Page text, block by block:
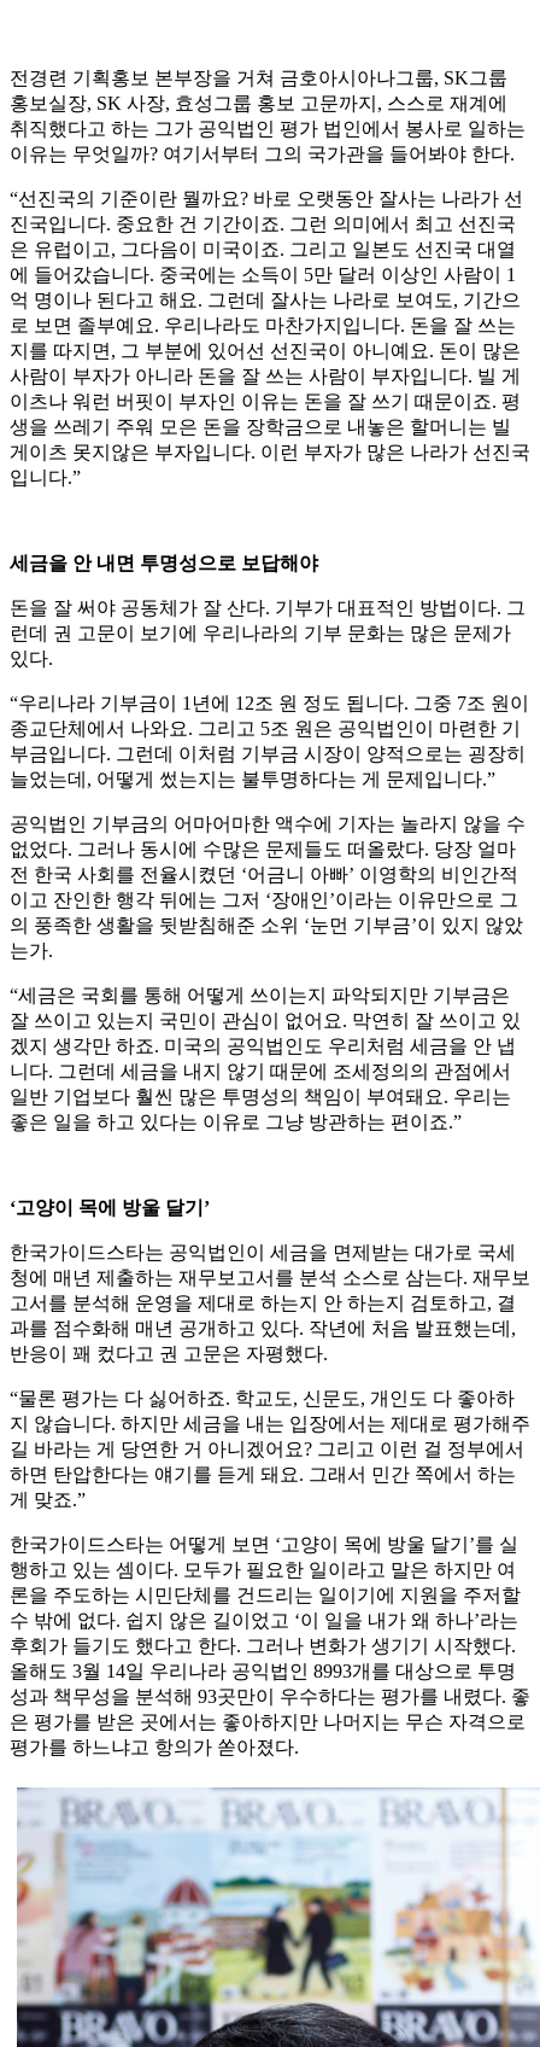
전경련 기획홍보 본부장을 거쳐 금호아시아나그룹, SK그룹
홍보실장, SK 사장, 효성그룹 홍보 고문까지, 스스로 재계에
취직했다고 하는 그가 공익법인 평가 법인에서 봉사로 일하는
이유는 무엇일까? 여기서부터 그의 국가관을 들어봐야 한다.
“선진국의 기준이란 뭘까요? 바로 오랫동안 잘사는 나라가 선
진국입니다. 중요한 건 기간이죠. 그런 의미에서 최고 선진국
은 유럽이고, 그다음이 미국이죠. 그리고 일본도 선진국 대열
에 들어갔습니다. 중국에는 소득이 5만 달러 이상인 사람이 1
억 명이나 된다고 해요. 그런데 잘사는 나라로 보여도, 기간으
로 보면 졸부예요. 우리나라도 마찬가지입니다. 돈을 잘 쓰는
지를 따지면, 그 부분에 있어선 선진국이 아니예요. 돈이 많은
사람이 부자가 아니라 돈을 잘 쓰는 사람이 부자입니다. 빌 게
이츠나 워런 버핏이 부자인 이유는 돈을 잘 쓰기 때문이죠. 평
생을 쓰레기 주워 모은 돈을 장학금으로 내놓은 할머니는 빌
게이츠 못지않은 부자입니다. 이런 부자가 많은 나라가 선진국
입니다.”
세금을 안 내면 투명성으로 보답해야
돈을 잘 써야 공동체가 잘 산다. 기부가 대표적인 방법이다. 그
런데 권 고문이 보기에 우리나라의 기부 문화는 많은 문제가
있다.
“우리나라 기부금이 1년에 12조 원 정도 됩니다. 그중 7조 원이
종교단체에서 나와요. 그리고 5조 원은 공익법인이 마련한 기
부금입니다. 그런데 이처럼 기부금 시장이 양적으로는 굉장히
늘었는데, 어떻게 썼는지는 불투명하다는 게 문제입니다.”
공익법인 기부금의 어마어마한 액수에 기자는 놀라지 않을 수
없었다. 그러나 동시에 수많은 문제들도 떠올랐다. 당장 얼마
전 한국 사회를 전율시켰던 ‘어금니 아빠’ 이영학의 비인간적
이고 잔인한 행각 뒤에는 그저 ‘장애인’이라는 이유만으로 그
의 풍족한 생활을 뒷받침해준 소위 ‘눈먼 기부금’이 있지 않았
는가.
“세금은 국회를 통해 어떻게 쓰이는지 파악되지만 기부금은
잘 쓰이고 있는지 국민이 관심이 없어요. 막연히 잘 쓰이고 있
겠지 생각만 하죠. 미국의 공익법인도 우리처럼 세금을 안 냅
니다. 그런데 세금을 내지 않기 때문에 조세정의의 관점에서
일반 기업보다 훨씬 많은 투명성의 책임이 부여돼요. 우리는
좋은 일을 하고 있다는 이유로 그냥 방관하는 편이죠.”
‘고양이 목에 방울 달기’
한국가이드스타는 공익법인이 세금을 면제받는 대가로 국세
청에 매년 제출하는 재무보고서를 분석 소스로 삼는다. 재무보
고서를 분석해 운영을 제대로 하는지 안 하는지 검토하고, 결
과를 점수화해 매년 공개하고 있다. 작년에 처음 발표했는데,
반응이 꽤 컸다고 권 고문은 자평했다.
“물론 평가는 다 싫어하죠. 학교도, 신문도, 개인도 다 좋아하
지 않습니다. 하지만 세금을 내는 입장에서는 제대로 평가해주
길 바라는 게 당연한 거 아니겠어요? 그리고 이런 걸 정부에서
하면 탄압한다는 얘기를 듣게 돼요. 그래서 민간 쪽에서 하는
게 맞죠.”
한국가이드스타는 어떻게 보면 ‘고양이 목에 방울 달기’를 실
행하고 있는 셈이다. 모두가 필요한 일이라고 말은 하지만 여
론을 주도하는 시민단체를 건드리는 일이기에 지원을 주저할
수 밖에 없다. 쉽지 않은 길이었고 ‘이 일을 내가 왜 하나’라는
후회가 들기도 했다고 한다. 그러나 변화가 생기기 시작했다.
올해도 3월 14일 우리나라 공익법인 8993개를 대상으로 투명
성과 책무성을 분석해 93곳만이 우수하다는 평가를 내렸다. 좋
은 평가를 받은 곳에서는 좋아하지만 나머지는 무슨 자격으로
평가를 하느냐고 항의가 쏟아졌다.